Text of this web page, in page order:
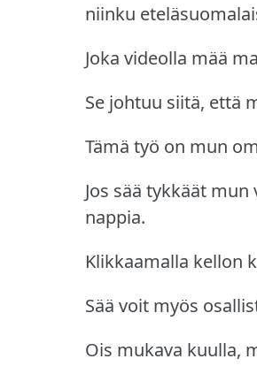
niinku
Joka videolla mää
Se johtuu siitä, että
Tämä työ on mun
Jos sää tykkäät
nappia.
Klikkaamalla kellon
Sää voit myös
Ois mukava kuulla,